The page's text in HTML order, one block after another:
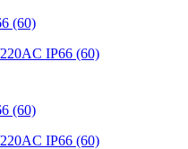
IP66 (60)
IP66 (60)